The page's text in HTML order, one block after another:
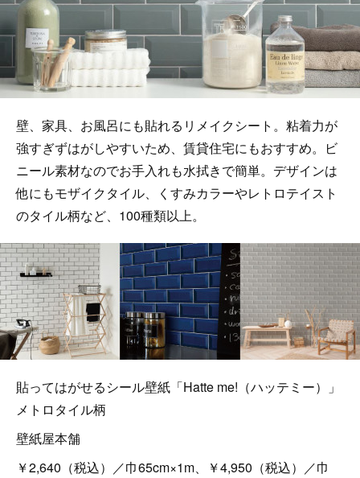
壁、家具、お風呂にも貼れるリメイクシート。粘着力が
強すぎずはがしやすいため、賃貸住宅にもおすすめ。ビ
ニール素材なのでお手入れも水拭きで簡単。デザインは
他にもモザイクタイル、くすみカラーやレトロテイスト
のタイル柄など、100種類以上。
貼ってはがせるシール壁紙「Hatte me!（ハッテミー）」
メトロタイル柄
壁紙屋本舗
￥2,640（税込）／巾65cm×1m、￥4,950（税込）／巾